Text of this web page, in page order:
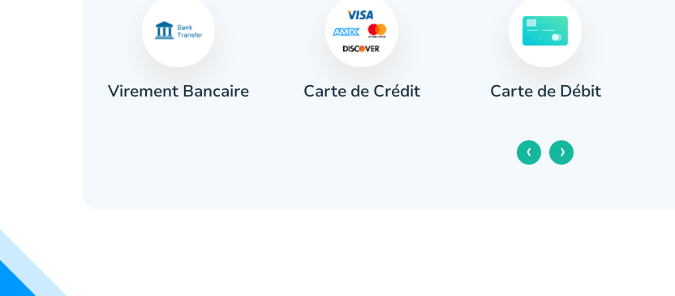
Virement Bancaire Carte de Crédit Carte de Débit
‹ ›